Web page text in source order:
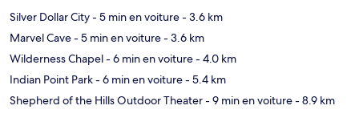
Silver Dollar City- 5 min en voiture- 3.6 km
Marvel Cave- 5 min en voiture- 3.6 km
Wilderness Chapel- 6 min en voiture- 4.0 km
Indian Point Park- 6 min en voiture- 5.4 km
Shepherd of the Hills Outdoor Theater- 9 min en voiture- 8.9 km